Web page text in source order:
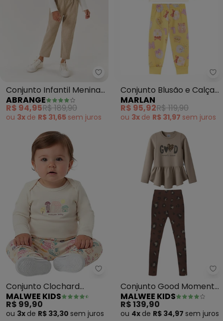
Abrange - Conjunto Infantil
Conjunto Infantil Menina
Cute Bear (Bege)
ABRANGE
R$ 94,95R$ 189,90
ou 3x de R$ 31,65 sem juros
Conjunto Blusão e Calça
em Moletom (Bege)
MARLAN
R$ 95,92R$ 119,90
ou 3x de R$ 31,97 sem juros
Malwee Kids - Conjunto
Conjunto Clochard
Casinhas (Off White)
MALWEE KIDS
R$ 99,90
ou 3x de R$ 33,30 sem juros
Conjunto Good Moments
Ahead (Areia)
MALWEE KIDS
R$ 139,90
ou 4x de R$ 34,97 sem juros